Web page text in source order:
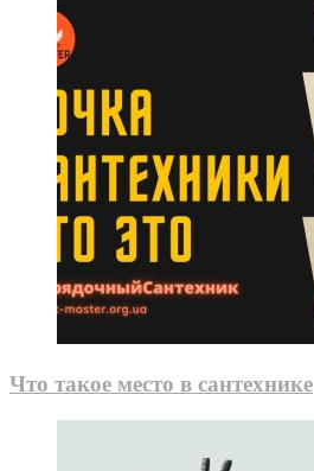
Что такое место в сантехнике